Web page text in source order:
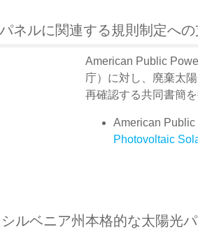
ネルに関連する規則制定へ
American Public
庁）に対し、廃棄太
再確認する共同書簡
American Public
Photovoltaic
ルベニア州本格的な太陽光